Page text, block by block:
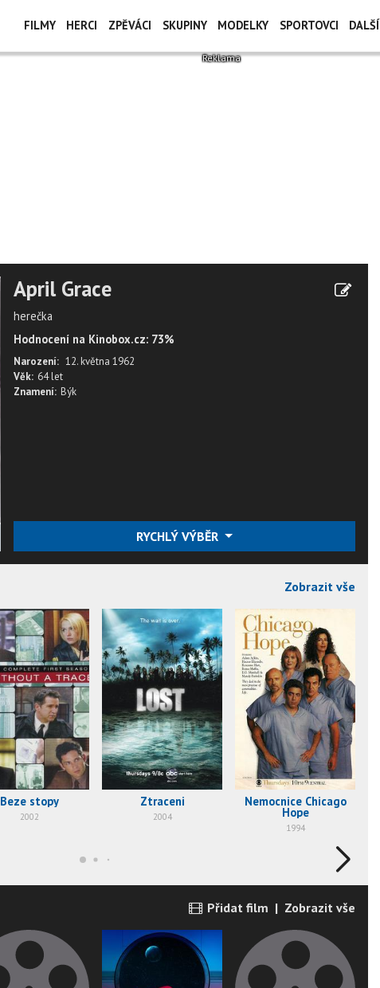
FILMY HERCI ZPĚVÁCI SKUPINY MODELKY SPORTOVCI DALŠÍ
April Grace
herečka
Hodnocení na Kinobox.cz: 73%
Narození: 12. května 1962
Věk: 64 let
Znamení: Býk
RYCHLÝ VÝBĚR
Zobrazit vše
Beze stopy
2002
Ztraceni
2004
Nemocnice Chicago
Hope
1994
Přidat film | Zobrazit vše